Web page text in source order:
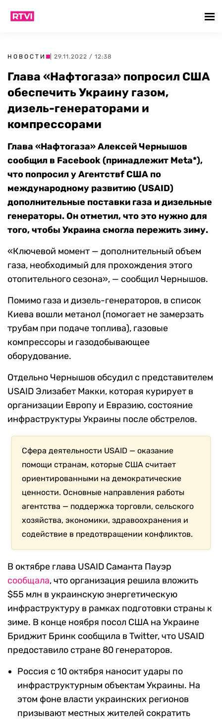
НОВОСТИ | 29.11.2022 / 12:38
Глава «Нафтогаза» попросил США
обеспечить Украину газом,
дизель-генераторами и
компрессорами
Глава «Нафтогаза» Алексей Чернышов
сообщил в Facebook (принадлежит Meta*),
что попросил у Агентствf США по
международному развитию (USAID)
дополнительные поставки газа и дизельные
генераторы. Он отметил, что это нужно для
того, чтобы Украина смогла пережить зиму.
«Ключевой момент — дополнительный объем
газа, необходимый для прохождения этого
отопительного сезона», — сообщил Чернышов.
Помимо газа и дизель-генераторов, в список
Киева вошли метанол (помогает не замерзать
трубам при подаче топлива), газовые
компрессоры и газодобывающее
оборудование.
Отдельно Чернышов обсудил с представителем
USAID Элизабет Макки, которая курирует в
организации Европу и Евразию, состояние
инфраструктуры Украины после обстрелов.
Сфера деятельности USAID — оказание
помощи странам, которые США считает
ориентированными на демократические
ценности. Основные направления работы
агентства — поддержка торговли, сельского
хозяйства, экономики, здравоохранения и
содействие в предотвращении конфликтов.
В октябре глава USAID Саманта Пауэр
сообщала, что организация решила вложить
$55 млн в украинскую энергетическую
инфраструктуру в рамках подготовки страны к
зиме. В конце ноября посол США на Украине
Бриджит Бринк сообщила в Twitter, что USAID
предоставило стране 80 генераторов.
Россия с 10 октября наносит удары по
инфраструктурным объектам Украины. На
этом фоне власти украинских регионов
призывают местных жителей сократить